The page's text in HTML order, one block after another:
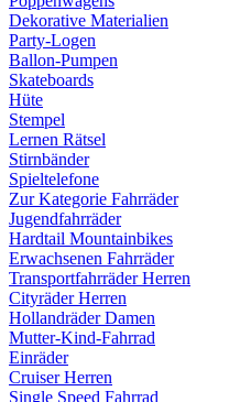
Dekorative Materialien
Party-Logen
Ballon-Pumpen
Skateboards
Hüte
Stempel
Lernen Rätsel
Stirnbänder
Spieltelefone
Zur Kategorie Fahrräder
Jugendfahrräder
Hardtail Mountainbikes
Erwachsenen Fahrräder
Transportfahrräder Herren
Cityräder Herren
Hollandräder Damen
Mutter-Kind-Fahrrad
Einräder
Cruiser Herren
Single Speed Fahrrad